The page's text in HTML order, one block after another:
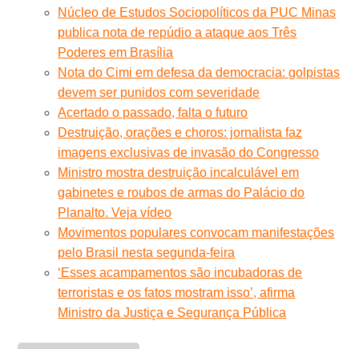
Núcleo de Estudos Sociopolíticos da PUC Minas
publica nota de repúdio a ataque aos Três
Poderes em Brasília
Nota do Cimi em defesa da democracia: golpistas
devem ser punidos com severidade
Acertado o passado, falta o futuro
Destruição, orações e choros: jornalista faz
imagens exclusivas de invasão do Congresso
Ministro mostra destruição incalculável em
gabinetes e roubos de armas do Palácio do
Planalto. Veja vídeo
Movimentos populares convocam manifestações
pelo Brasil nesta segunda-feira
‘Esses acampamentos são incubadoras de
terroristas e os fatos mostram isso’, afirma
Ministro da Justiça e Segurança Pública